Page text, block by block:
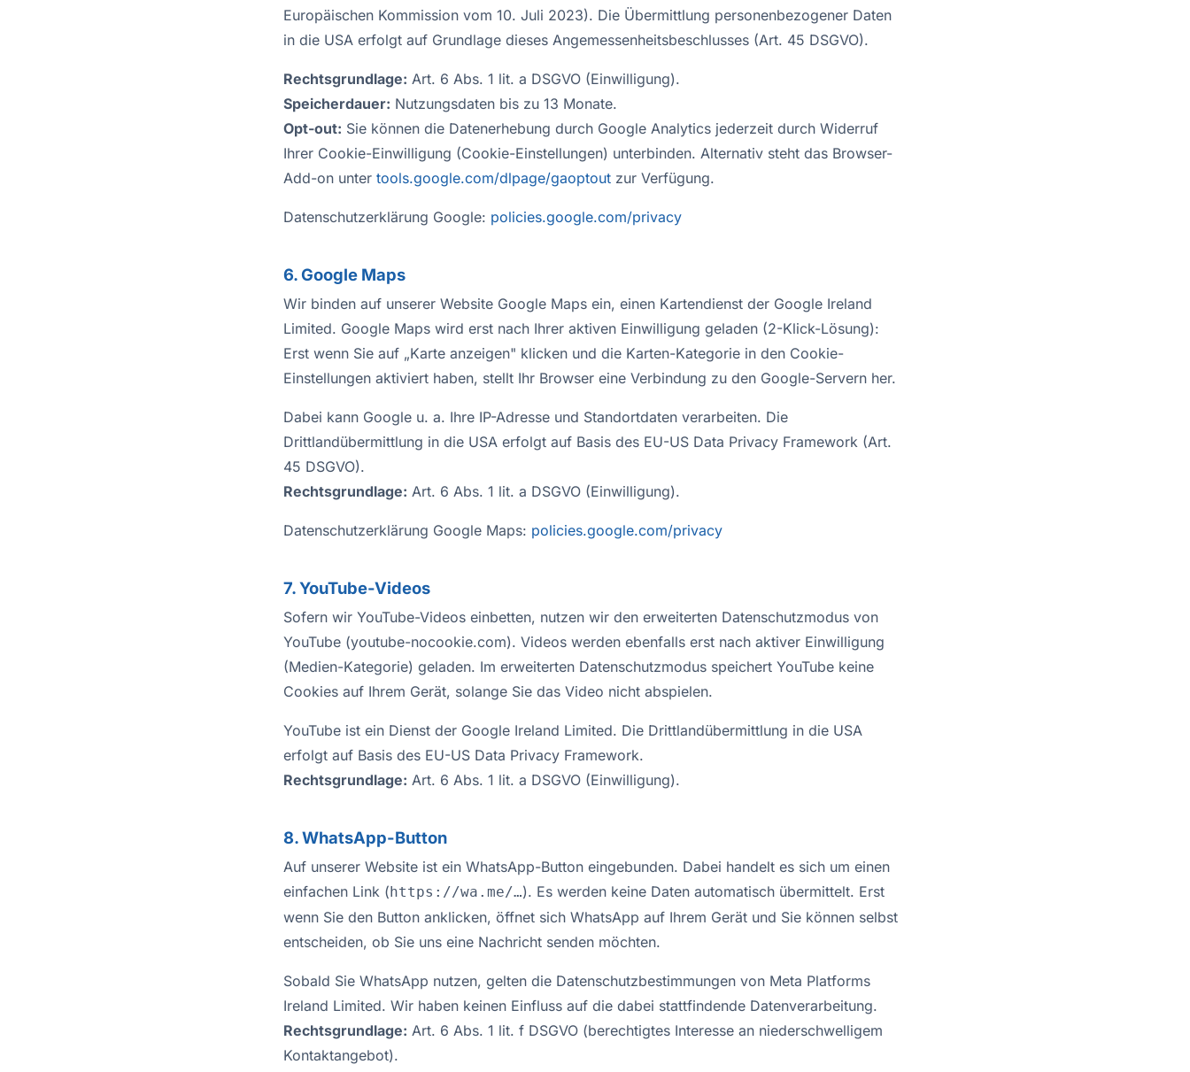
Europäischen Kommission vom 10. Juli 2023). Die Übermittlung personenbezogener Daten
in die USA erfolgt auf Grundlage dieses Angemessenheitsbeschlusses (Art. 45 DSGVO).
Rechtsgrundlage: Art. 6 Abs. 1 lit. a DSGVO (Einwilligung).
Speicherdauer: Nutzungsdaten bis zu 13 Monate.
Opt-out: Sie können die Datenerhebung durch Google Analytics jederzeit durch Widerruf
Ihrer Cookie-Einwilligung (Cookie-Einstellungen) unterbinden. Alternativ steht das Browser-
Add-on unter tools.google.com/dlpage/gaoptout zur Verfügung.
Datenschutzerklärung Google: policies.google.com/privacy
6. Google Maps
Wir binden auf unserer Website Google Maps ein, einen Kartendienst der Google Ireland
Limited. Google Maps wird erst nach Ihrer aktiven Einwilligung geladen (2-Klick-Lösung):
Erst wenn Sie auf „Karte anzeigen" klicken und die Karten-Kategorie in den Cookie-
Einstellungen aktiviert haben, stellt Ihr Browser eine Verbindung zu den Google-Servern her.
Dabei kann Google u. a. Ihre IP-Adresse und Standortdaten verarbeiten. Die
Drittlandübermittlung in die USA erfolgt auf Basis des EU-US Data Privacy Framework (Art.
45 DSGVO).
Rechtsgrundlage: Art. 6 Abs. 1 lit. a DSGVO (Einwilligung).
Datenschutzerklärung Google Maps: policies.google.com/privacy
7. YouTube-Videos
Sofern wir YouTube-Videos einbetten, nutzen wir den erweiterten Datenschutzmodus von
YouTube (youtube-nocookie.com). Videos werden ebenfalls erst nach aktiver Einwilligung
(Medien-Kategorie) geladen. Im erweiterten Datenschutzmodus speichert YouTube keine
Cookies auf Ihrem Gerät, solange Sie das Video nicht abspielen.
YouTube ist ein Dienst der Google Ireland Limited. Die Drittlandübermittlung in die USA
erfolgt auf Basis des EU-US Data Privacy Framework.
Rechtsgrundlage: Art. 6 Abs. 1 lit. a DSGVO (Einwilligung).
8. WhatsApp-Button
Auf unserer Website ist ein WhatsApp-Button eingebunden. Dabei handelt es sich um einen
einfachen Link (https://wa.me/…). Es werden keine Daten automatisch übermittelt. Erst
wenn Sie den Button anklicken, öffnet sich WhatsApp auf Ihrem Gerät und Sie können selbst
entscheiden, ob Sie uns eine Nachricht senden möchten.
Sobald Sie WhatsApp nutzen, gelten die Datenschutzbestimmungen von Meta Platforms
Ireland Limited. Wir haben keinen Einfluss auf die dabei stattfindende Datenverarbeitung.
Rechtsgrundlage: Art. 6 Abs. 1 lit. f DSGVO (berechtigtes Interesse an niederschwelligem
Kontaktangebot).